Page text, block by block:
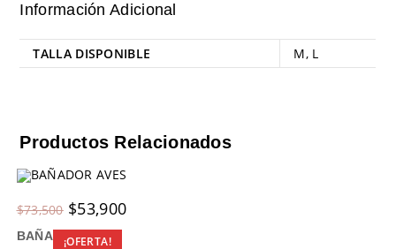
Información Adicional
TALLA DISPONIBLE M, L
Productos Relacionados
¡OFERTA!
$73,500 Original
price
was:
$73,500.
$53,900Current
BAÑADOR AVES